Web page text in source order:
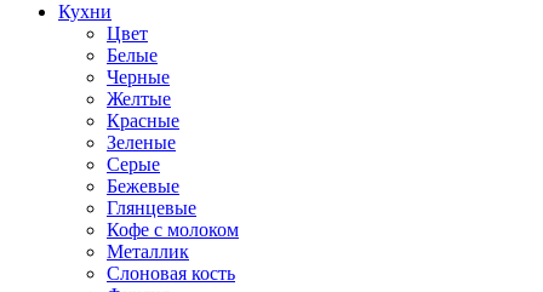
Кухни
Цвет
Белые
Черные
Желтые
Красные
Зеленые
Серые
Бежевые
Глянцевые
Кофе с молоком
Металлик
Слоновая кость